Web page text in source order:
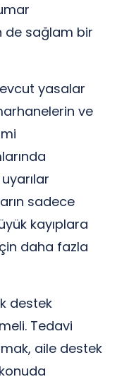
de sağlam bir
yasalar
ve
sadece
kayıplara
daha fazla
destek
Tedavi
aile destek